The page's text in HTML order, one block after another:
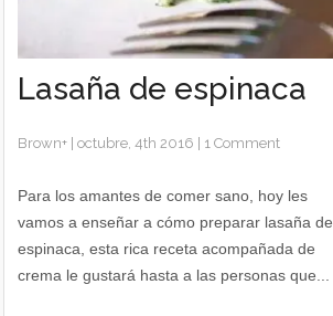
Lasaña de espinaca
Brown+ |octubre, 4th 2016 1 Comment
Para los amantes de comer sano, hoy les
vamos a enseñar a cómo preparar lasaña de
espinaca, esta rica receta acompañada de
crema le gustará hasta a las personas que...